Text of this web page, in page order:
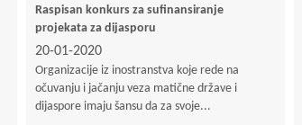
Raspisan konkurs za sufinansiranje
projekata za dijasporu
20-01-2020
Organizacije iz inostranstva koje rede na
očuvanju i jačanju veza matične države i
dijaspore imaju šansu da za svoje...